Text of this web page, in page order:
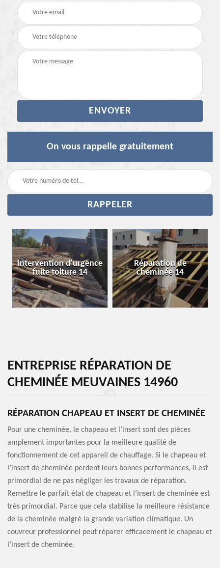
On vous rappelle gratuitement
Intervention d'urgence
fuite toiture 14
Réparation de
cheminée 14
ENTREPRISE RÉPARATION DE
CHEMINÉE MEUVAINES 14960
RÉPARATION CHAPEAU ET INSERT DE CHEMINÉE
Pour une cheminée, le chapeau et l’insert sont des pièces
amplement importantes pour la meilleure qualité de
fonctionnement de cet appareil de chauffage. Si le chapeau et
l’insert de cheminée perdent leurs bonnes performances, il est
primordial de ne pas négliger les travaux de réparation.
Remettre le parfait état de chapeau et l’insert de cheminée est
très primordial. Parce que cela stabilise la meilleure résistance
de la cheminée malgré la grande variation climatique. Un
couvreur professionnel peut réparer efficacement le chapeau et
l’insert de cheminée.